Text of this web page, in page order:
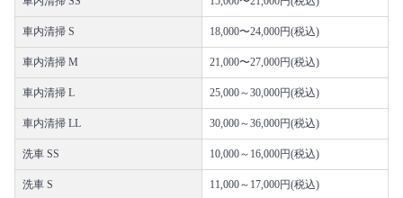
車内清掃 S 18,000〜24,000円(税込)
車内清掃 M 21,000〜27,000円(税込)
車内清掃 L 25,000～30,000円(税込)
車内清掃 LL 30,000～36,000円(税込)
洗車 SS 10,000～16,000円(税込)
洗車 S 11,000～17,000円(税込)